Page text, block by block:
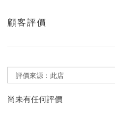
顧客評價
尚未有任何評價